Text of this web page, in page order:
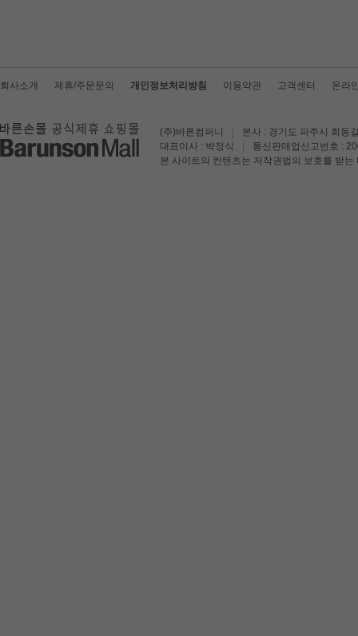
회사소개 제휴/주문문의 개인정보처리방침 이용약관 고객센터 온라
(주)바른컴퍼니
본사 : 경기도 파주시 회동
대표이사 : 박정식
통신판매업신고번호 :
본 사이트의 컨텐츠는 저작권법의 보호를 받